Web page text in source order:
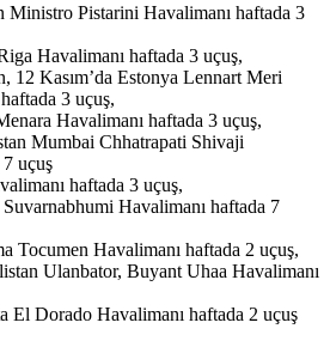
Ministro Pistarini Havalimanı haftada 3
Havalimanı haftada 3 uçuş,
12 Kasım’da Estonya Lennart Meri
3 uçuş,
Havalimanı haftada 3 uçuş,
Mumbai Chhatrapati Shivaji
uçuş
haftada 3 uçuş,
Havalimanı haftada 7
Tocumen Havalimanı haftada 2 uçuş,
Ulanbator, Buyant Uhaa Havalimanı
El Dorado Havalimanı haftada 2 uçuş